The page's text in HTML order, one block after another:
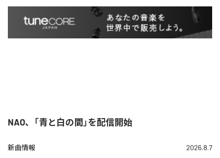
NAO、「青と白の間」を配信開始
新曲情報 2026.8.7